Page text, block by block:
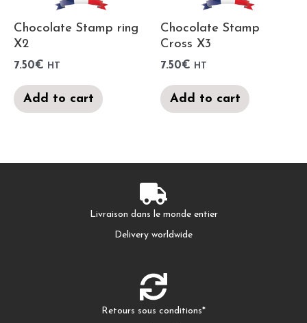
Chocolate Stamp ring
X2
7.50€ HT
Add to cart
Chocolate Stamp
Cross X3
7.50€ HT
Add to cart
Livraison dans le monde entier
Delivery worldwide
Retours sous conditions*